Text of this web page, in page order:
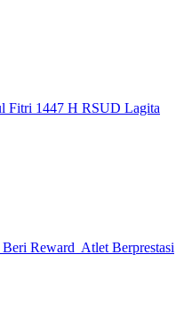
Fitri 1447 H RSUD Lagita
Reward Atlet Berprestasi